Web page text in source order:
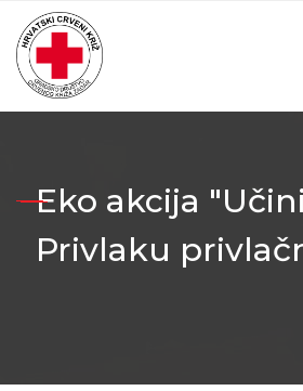
Eko akcija
Privlaku